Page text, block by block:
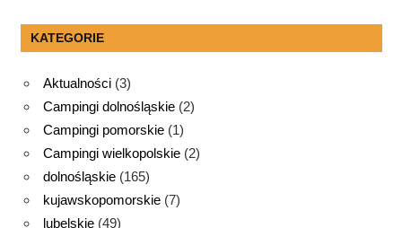
KATEGORIE
Aktualności (3)
Campingi dolnośląskie (2)
Campingi pomorskie (1)
Campingi wielkopolskie (2)
dolnośląskie (165)
kujawskopomorskie (7)
lubelskie (49)